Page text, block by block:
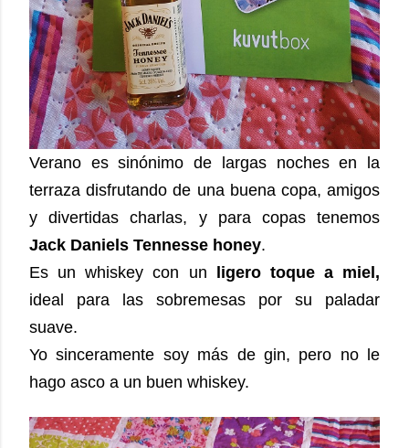
Verano es sinónimo de largas noches en la
terraza disfrutando de una buena copa, amigos
y divertidas charlas, y para copas tenemos
Jack Daniels Tennesse honey.
Es un whiskey con un
ligero toque a miel,
ideal para las sobremesas por su paladar
suave.
Yo sinceramente soy más de gin, pero no le
hago asco a un buen whiskey.